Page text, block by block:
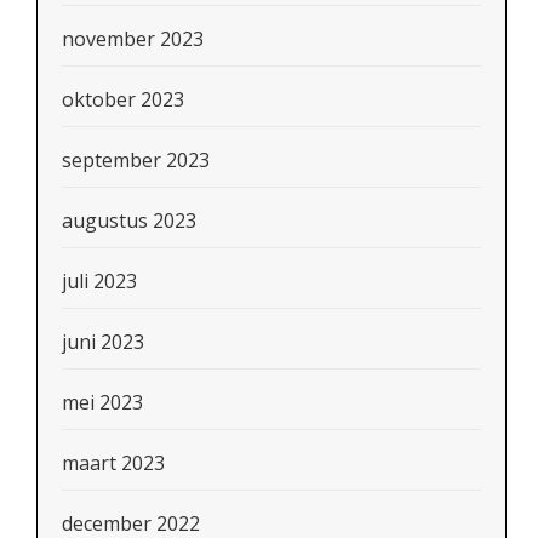
november 2023
oktober 2023
september 2023
augustus 2023
juli 2023
juni 2023
mei 2023
maart 2023
december 2022